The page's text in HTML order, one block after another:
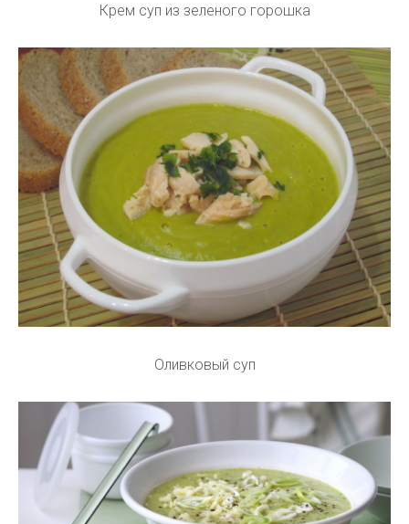
Крем суп из зеленого горошка
Оливковый суп